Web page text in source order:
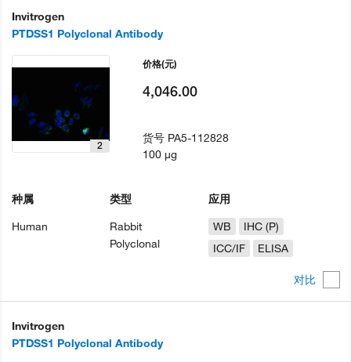
Invitrogen
PTDSS1 Polyclonal Antibody
对比
2
种属
Human
类型
Rabbit
Polyclonal
应用
WB
IHC (P)
ICC/IF
ELISA
价格(元)
4,046.00
货号 PA5-112828
100 µg
Invitrogen
PTDSS1 Polyclonal Antibody